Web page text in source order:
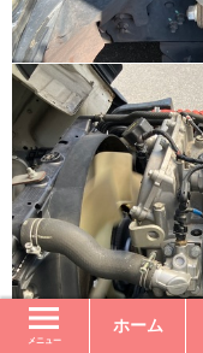
メニュー
ホーム